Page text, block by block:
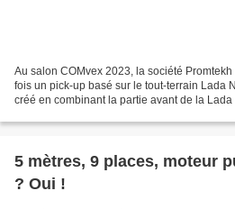
Au salon COMvex 2023, la société
fois un pick-up basé sur le tout-terrain Lada
créé en combinant la partie avant de la
5 mètres, 9 places, moteur
? Oui !